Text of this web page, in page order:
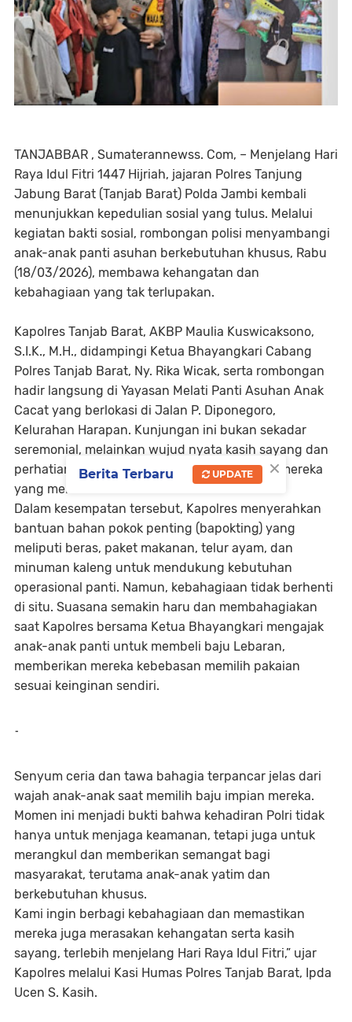
TANJABBAR , Sumaterannewss. Com, – Menjelang Hari
Raya Idul Fitri 1447 Hijriah, jajaran Polres Tanjung
Jabung Barat (Tanjab Barat) Polda Jambi kembali
menunjukkan kepedulian sosial yang tulus. Melalui
kegiatan bakti sosial, rombongan polisi menyambangi
anak-anak panti asuhan berkebutuhan khusus, Rabu
(18/03/2026), membawa kehangatan dan
kebahagiaan yang tak terlupakan.
Kapolres Tanjab Barat, AKBP Maulia Kuswicaksono,
S.I.K., M.H., didampingi Ketua Bhayangkari Cabang
Polres Tanjab Barat, Ny. Rika Wicak, serta rombongan
hadir langsung di Yayasan Melati Panti Asuhan Anak
Cacat yang berlokasi di Jalan P. Diponegoro,
Kelurahan Harapan. Kunjungan ini bukan sekadar
seremonial, melainkan wujud nyata kasih sayang dan
perhatian Polri terhadap sesama, khususnya mereka
yang membutuhkan
Dalam kesempatan tersebut, Kapolres menyerahkan
bantuan bahan pokok penting (bapokting) yang
meliputi beras, paket makanan, telur ayam, dan
minuman kaleng untuk mendukung kebutuhan
operasional panti. Namun, kebahagiaan tidak berhenti
di situ. Suasana semakin haru dan membahagiakan
saat Kapolres bersama Ketua Bhayangkari mengajak
anak-anak panti untuk membeli baju Lebaran,
memberikan mereka kebebasan memilih pakaian
sesuai keinginan sendiri.
-
Senyum ceria dan tawa bahagia terpancar jelas dari
wajah anak-anak saat memilih baju impian mereka.
Momen ini menjadi bukti bahwa kehadiran Polri tidak
hanya untuk menjaga keamanan, tetapi juga untuk
merangkul dan memberikan semangat bagi
masyarakat, terutama anak-anak yatim dan
berkebutuhan khusus.
Kami ingin berbagi kebahagiaan dan memastikan
mereka juga merasakan kehangatan serta kasih
sayang, terlebih menjelang Hari Raya Idul Fitri,” ujar
Kapolres melalui Kasi Humas Polres Tanjab Barat, Ipda
Ucen S. Kasih.
×
Berita Terbaru UPDATE